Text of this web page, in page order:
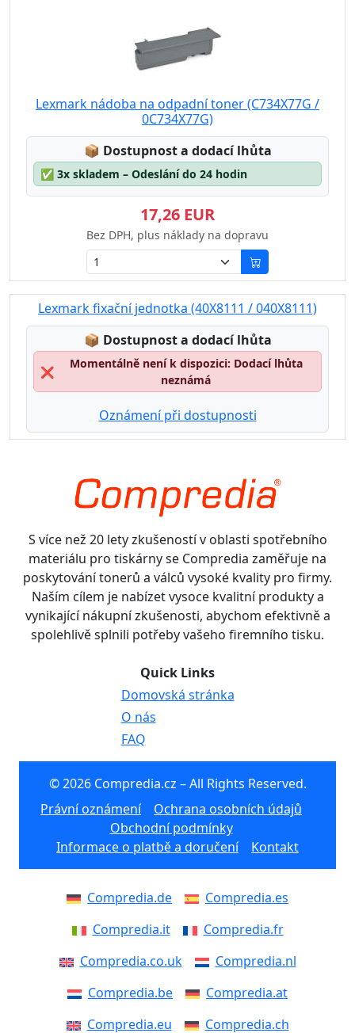
Lexmark nádoba na odpadní toner (C734X77G /
0C734X77G)
📦 Lagerstatus:
Dostupnost a dodací lhůta
✅ 3x skladem – Odeslání do 24 hodin
17,26 EUR
Bez DPH, plus náklady na dopravu
Lexmark fixační jednotka (40X8111 / 040X8111)
📦 Lagerstatus:
Dostupnost a dodací lhůta
❌
Momentálně není k dispozici: Dodací lhůta
neznámá
Oznámení při dostupnosti
S více než 20 lety zkušeností v oblasti spotřebního
materiálu pro tiskárny se Compredia zaměřuje na
poskytování tonerů a válců vysoké kvality pro firmy.
Naším cílem je nabízet vysoce kvalitní produkty a
vynikající nákupní zkušenosti, abychom efektivně a
spolehlivě splnili potřeby vašeho firemního tisku.
Quick Links
Domovská stránka
O nás
FAQ
© 2026 Compredia.cz – All Rights Reserved.
Právní oznámení
Ochrana osobních údajů
Obchodní podmínky
Informace o platbě a doručení
Kontakt
Compredia.de
Compredia.es
Compredia.it
Compredia.fr
Compredia.co.uk
Compredia.nl
Compredia.be
Compredia.at
Compredia.eu
Compredia.ch